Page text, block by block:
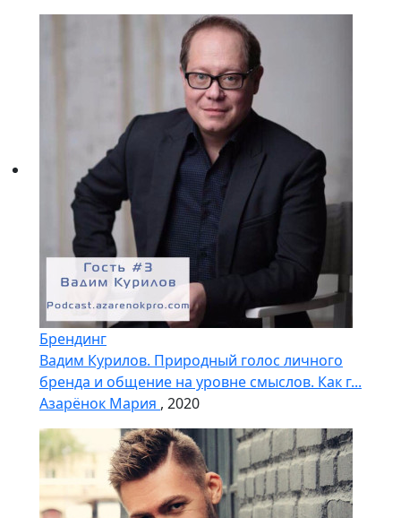
Брендинг
Вадим Курилов. Природный голос личного
бренда и общение на уровне смыслов. Как г...
Азарёнок Мария , 2020